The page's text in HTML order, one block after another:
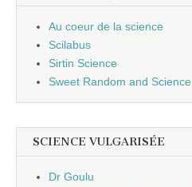
Au coeur de la science
Scilabus
Sirtin Science
Sweet Random and Science
SCIENCE VULGARISÉE
Dr Goulu